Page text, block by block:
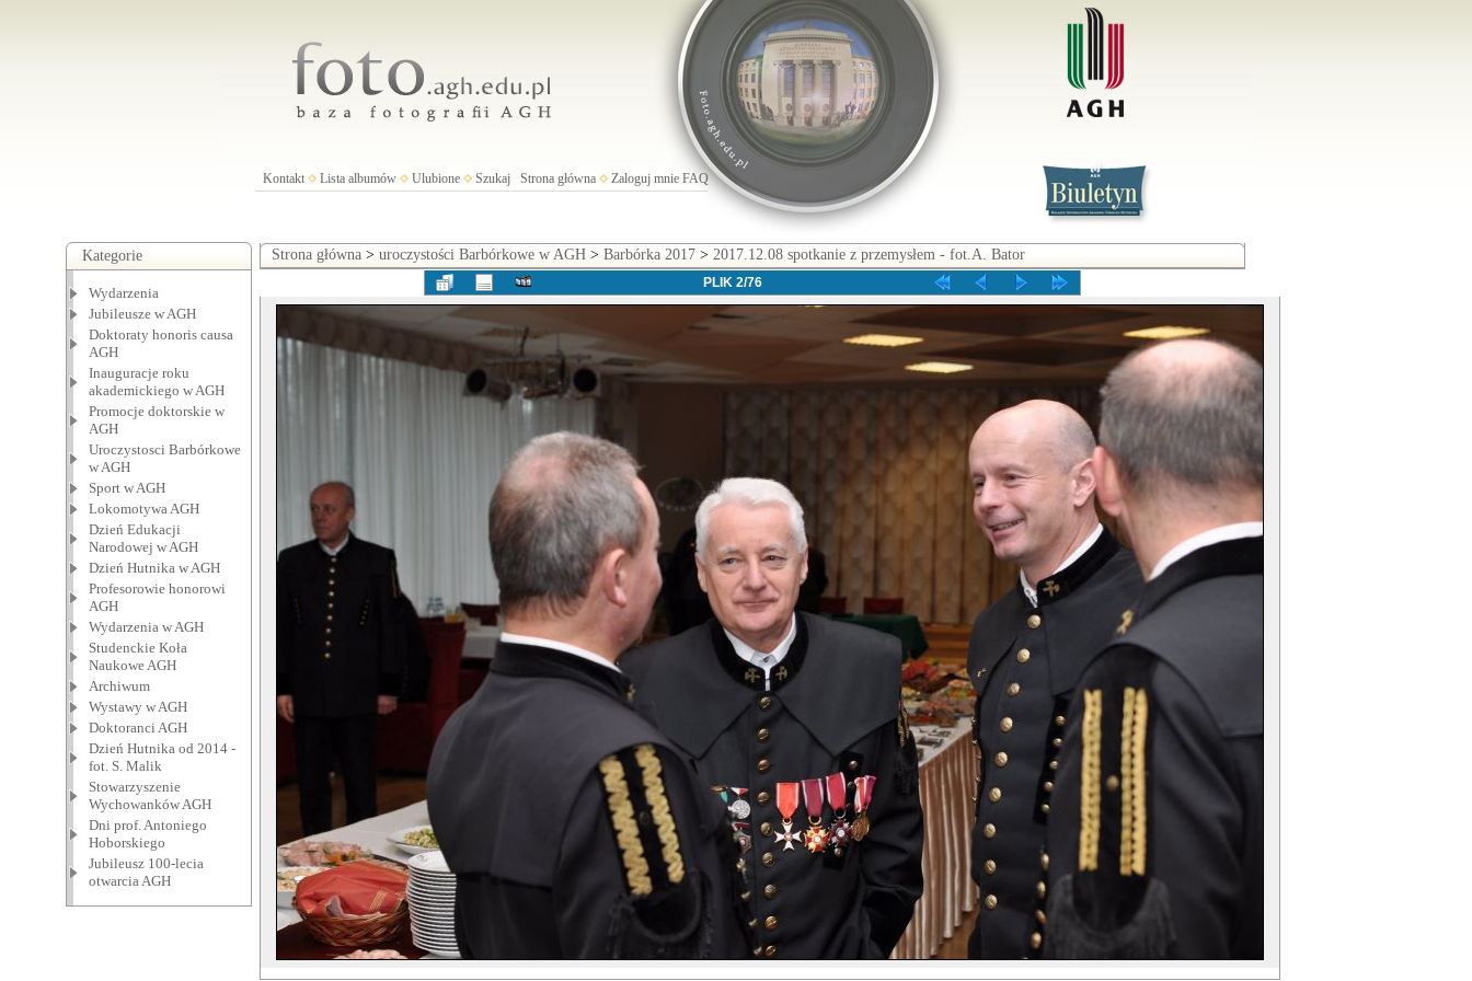
Kontakt Lista albumów Ulubione Szukaj Strona główna Zaloguj mnie FAQ
Kategorie
Wydarzenia
Jubileusze w AGH
Doktoraty honoris causa
AGH
Inauguracje roku
akademickiego w AGH
Promocje doktorskie w
AGH
Uroczystosci Barbórkowe
w AGH
Sport w AGH
Lokomotywa AGH
Dzień Edukacji
Narodowej w AGH
Dzień Hutnika w AGH
Profesorowie honorowi
AGH
Wydarzenia w AGH
Studenckie Koła
Naukowe AGH
Archiwum
Wystawy w AGH
Doktoranci AGH
Dzień Hutnika od 2014 -
fot. S. Malik
Stowarzyszenie
Wychowanków AGH
Dni prof. Antoniego
Hoborskiego
Jubileusz 100-lecia
otwarcia AGH
Strona główna> uroczystości Barbórkowe w AGH> Barbórka 2017> 2017.12.08 spotkanie z przemysłem - fot.A. Bator
PLIK 2/76